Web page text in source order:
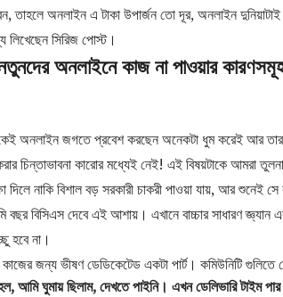
তাহলে অনলাইন এ টাকা উপার্জন তো দূর, অনলাইন
সিরিজ পোস্ট।
অনলাইনে কাজ না পাওয়ার
অনলাইন জগতে প্রবেশ করছেন অনেকটা ধুম করেই আর তার
চিন্তাভাবনা কারোর মধ্যেই নেই! এই বিষয়টাকে আমরা
দিলে নাকি বিশাল বড় সরকারী চাকরী পাওয়া যায়, আর শুনেই
বিসিএস দেবে এই আশায়। এখানে বাচ্চার সাধারণ জ্ঞ্যান
হবে না।
জন্য ভীষণ ডেডিকেটেড একটা পার্ট। কমিউনিটি
আমি ঘুমায় ছিলাম, দেখতে পাইনি। এখন ডেলিভারি টাইম